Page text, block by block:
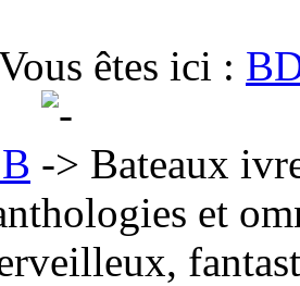
êtes ici :
Bateaux
et